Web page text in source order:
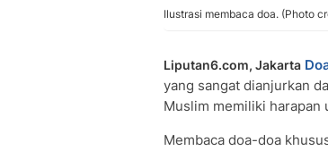
Ilustrasi membaca doa. (Photo
Liputan6.com, Jakarta
yang sangat dianjurkan
Muslim memiliki harapan
Membaca doa-doa